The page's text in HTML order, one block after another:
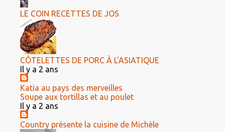
LE COIN RECETTES DE JOS
CÔTELETTES DE PORC À L'ASIATIQUE
Il y a 2 ans
Katia au pays des merveilles
Soupe aux tortillas et au poulet
Il y a 2 ans
Country présente la cuisine de Michèle